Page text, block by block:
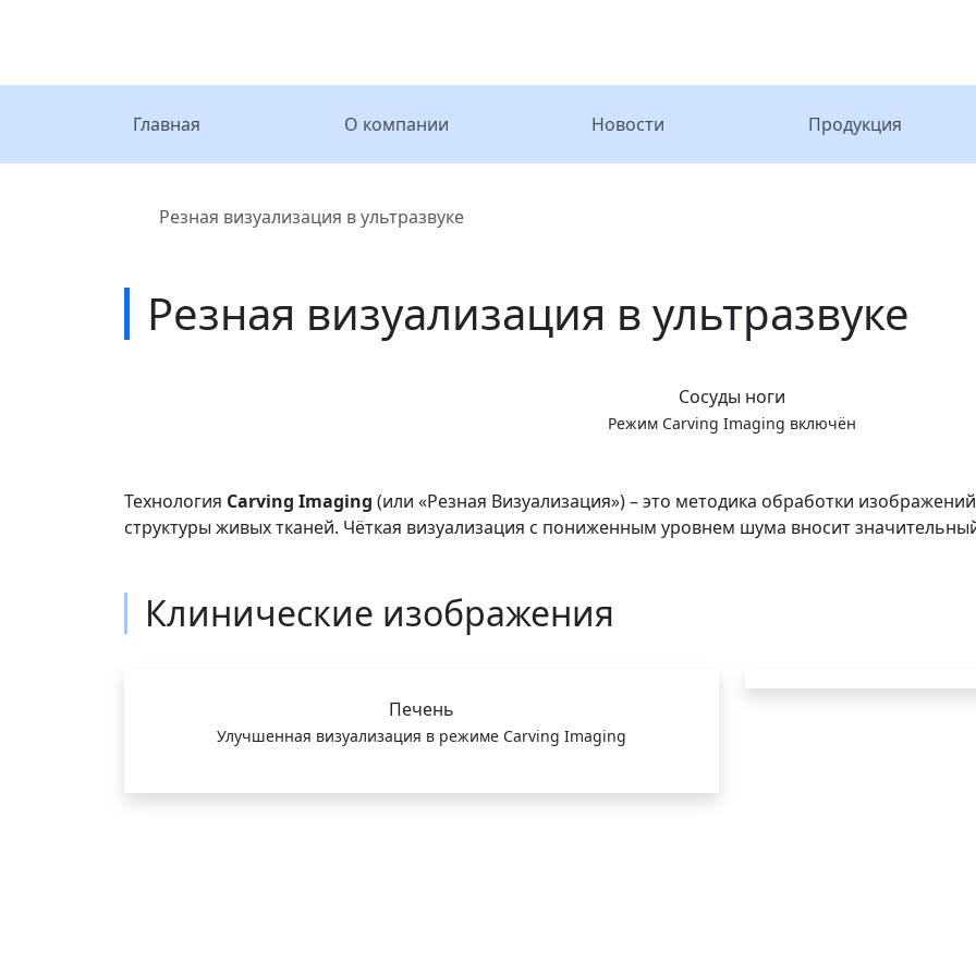
Главная О компании Новости Продукция
Главная
Резная визуализация в ультразвуке
Резная визуализация в ультразвуке
Сосуды ноги
Режим Carving Imaging включён
Технология Carving Imaging (или «Резная Визуализация») – это методика обработки
структуры живых тканей. Чёткая визуализация с пониженным уровнем шума вносит
Клинические изображения
Печень
Улучшенная визуализация в режиме Carving Imaging